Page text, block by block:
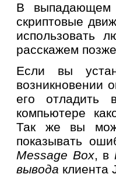
В выпадающем
скриптовые
использовать
расскажем
Если вы
возникновении
его отладить
компьютере
Так же вы
показывать
Message Box, в
вывода клиента